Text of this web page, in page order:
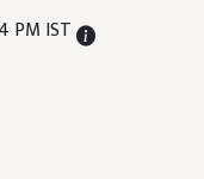
PM IST